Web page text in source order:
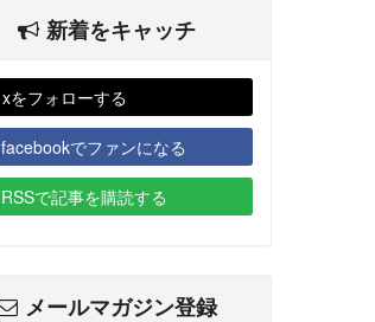
新着をキャッチ
xをフォローする
facebookでファンになる
RSSで記事を購読する
メールマガジン登録